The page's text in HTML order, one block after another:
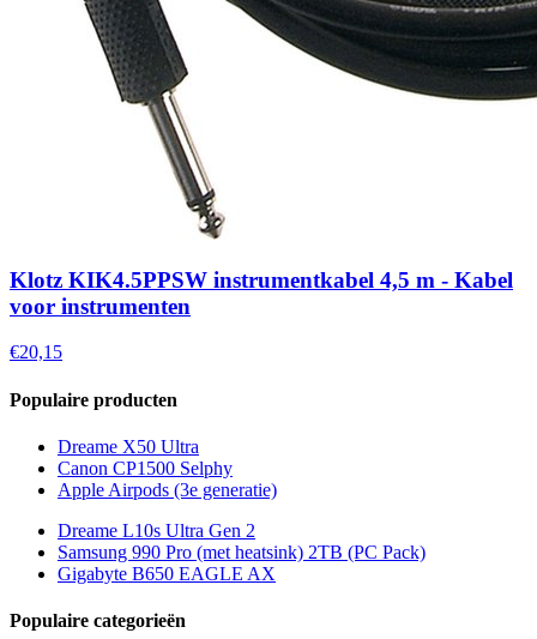
Klotz KIK4.5PPSW instrumentkabel 4,5 m - Kabel
voor instrumenten
€20,15
Populaire producten
Dreame X50 Ultra
Canon CP1500 Selphy
Apple Airpods (3e generatie)
Dreame L10s Ultra Gen 2
Samsung 990 Pro (met heatsink) 2TB (PC Pack)
Gigabyte B650 EAGLE AX
Populaire categorieën